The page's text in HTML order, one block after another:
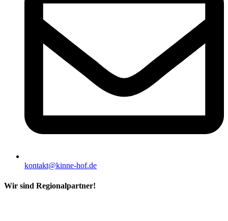
kontakt@kinne-hof.de
Wir sind Regionalpartner!